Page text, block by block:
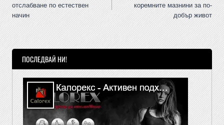
отслабване по естествен
начин
коремните мазнини за по-
добър живот
ПОСЛЕДВАЙ НИ!